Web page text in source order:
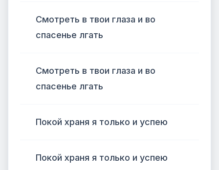
Смотреть в твои глаза и во
спасенье лгать
Смотреть в твои глаза и во
спасенье лгать
Покой храня я только и успею
Покой храня я только и успею